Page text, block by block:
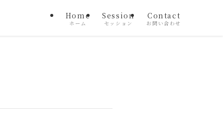
Home
ホーム
Session
セッション
Contact
お問い合わせ